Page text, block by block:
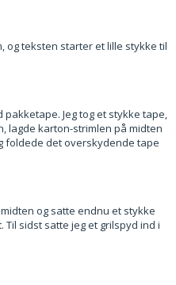
og teksten starter et lille stykke til
Jeg tog et stykke tape,
lagde karton-strimlen på midten
foldede det overskydende tape
og satte endnu et stykke
sidst satte jeg et grilspyd ind i